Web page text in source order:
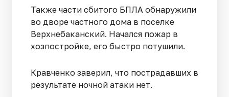
Также части сбитого БПЛА обнаружили
во дворе частного дома в поселке
Верхнебаканский. Начался пожар в
хозпостройке, его быстро потушили.
Кравченко заверил, что пострадавших в
результате ночной атаки нет.